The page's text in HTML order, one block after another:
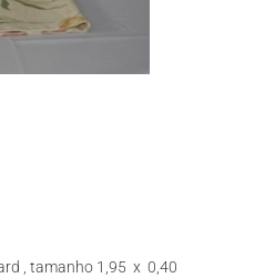
, tamanho 1,95 x 0,40